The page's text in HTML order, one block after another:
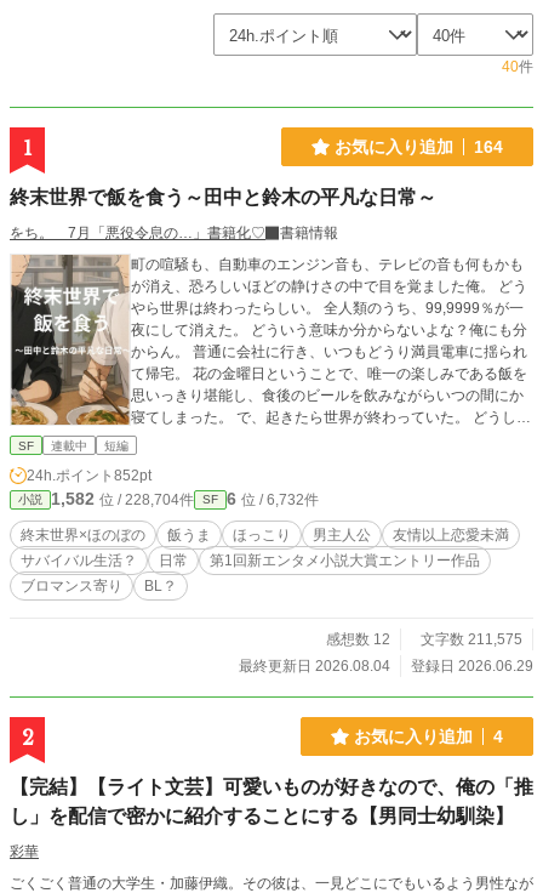
40件
1 お気に入り追加 164
終末世界で飯を食う～田中と鈴木の平凡な日常～
をち。 7月「悪役令息の…」書籍化♡
書籍情報
町の喧騒も、自動車のエンジン音も、テレビの音も何もかも
が消え、恐ろしいほどの静けさの中で目を覚ました俺。 どう
やら世界は終わったらしい。 全人類のうち、99,9999％が一
夜にして消えた。 どういう意味か分からないよな？俺にも分
からん。 普通に会社に行き、いつもどうり満員電車に揺られ
て帰宅。 花の金曜日ということで、唯一の楽しみである飯を
思いっきり堪能し、食後のビールを飲みながらいつの間にか
寝てしまった。 で、起きたら世界が終わっていた。 どうして
わかったかと言うと、スマホに見知らぬ番号からメッセージ
た。 おめでとう！ あなたは選ばれた人です。 この週末の世
界をお楽しみください」 最初は単なるいたずらだと思ったん
だ。 でも、外に出てみてその言葉が真実だと分かった。
「…………なんだこりゃあ……！人っ子一人いやしね
え……！」 幸いにも奇跡的な確率で、隣んちの鈴木（イケメ
ン）が生きてた！ 助かったぜ、鈴木！ お前がいたら何とか
生き残った 俺田中と、隣の鈴木の 終末飯うまスローライフの
様の一票、お待ちしております！ 表紙のみAIでイラスト作成
したものを編集しました。
SF 連載中 短編
24h.ポイント 852pt
小説 1,582 位 / 228,704件 SF 6 位 / 6,732件
終末世界×ほのぼの 飯うま ほっこり 男主人公
友情以上恋愛未満
サバイバル生活？
日常
第1回新エンタメ小説大賞エントリー作品
ブロマンス寄り
BL？
感想数 12
文字数 211,575
最終更新日 2026.08.04
登録日 2026.06.29
2 お気に入り追加 4
【完結】【ライト文芸】可愛いものが好きなので、俺の「推
し」を配信で密かに紹介することにする【男同士幼馴染】
彩華
ごくごく普通の大学生・加藤伊織。その彼は、一見どこにでもいるよう男性なが